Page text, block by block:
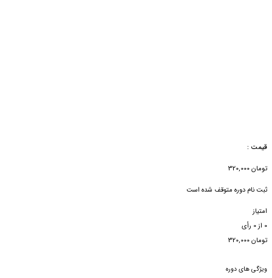
قیمت :
تومان
ثبت نام دوره متوقف شده است
امتیاز
0 از0 رأی
تومان
ویژگی های دوره